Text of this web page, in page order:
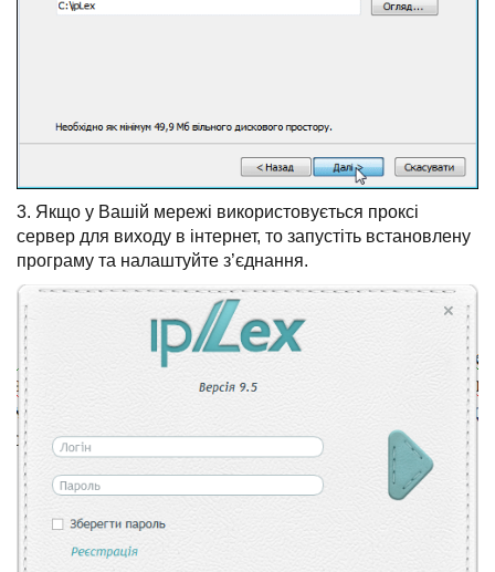
3. Якщо у Вашій мережі використовується проксі
сервер для виходу в інтернет, то запустіть встановлену
програму та налаштуйте з’єднання.